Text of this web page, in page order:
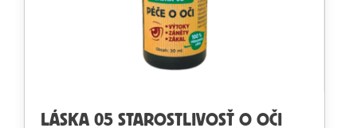
LÁSKA 05 STAROSTLIVOSŤ O OČI